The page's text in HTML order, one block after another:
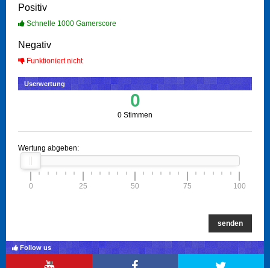
Positiv
Schnelle 1000 Gamerscore
Negativ
Funktioniert nicht
Userwertung
0
0 Stimmen
Wertung abgeben:
0 25 50 75 100
senden
Follow us